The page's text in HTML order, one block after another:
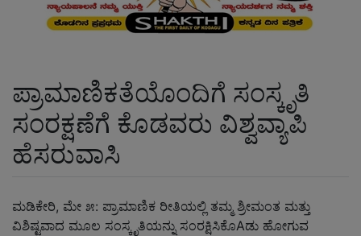
ಪ್ರಾಮಾಣಿಕತೆಯೊಂದಿಗೆ ಸಂಸ್ಕೃತಿ
ಸಂರಕ್ಷಣೆಗೆ ಕೊಡವರು ವಿಶ್ವವ್ಯಾಪಿ
ಹೆಸರುವಾಸಿ
ಮಡಿಕೇರಿ, ಮೇ ೫: ಪ್ರಾಮಾಣಿಕ ರೀತಿಯಲ್ಲಿ ತಮ್ಮ ಶ್ರೀಮಂತ ಮತ್ತು
ವಿಶಿಷ್ಟವಾದ ಮೂಲ ಸಂಸ್ಕೃತಿಯನ್ನು ಸಂರಕ್ಷಿಸಿಕೊAಡು ಹೋಗುವ